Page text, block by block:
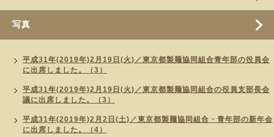
写真
平成31年(2019年)2月19日(火)／東京都製麺協同組合青年部の役員会
に出席しました。（3）
平成31年(2019年)2月19日(火)／東京都製麺協同組合の役員支部長会
議に出席しました。（3）
平成31年(2019年)2月2日(土)／東京都製麺協同組合・青年部の新年会
に出席しました。（4）